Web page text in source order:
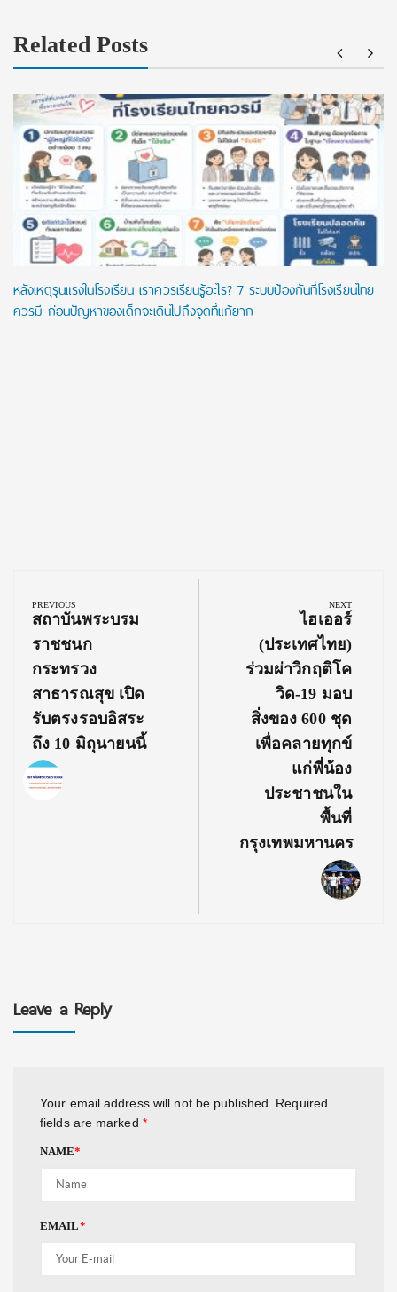
Related Posts
หลังเหตุรุนแรงในโรงเรียน เราควรเรียนรู้อะไร? 7 ระบบป้องกันที่โรงเรียนไทย
ควรมี ก่อนปัญหาของเด็กจะเดินไปถึงจุดที่แก้ยาก
navigation
PREVIOUS
Previous
Post:
สถาบันพระบรม
ราชชนก
กระทรวง
สาธารณสุข เปิด
รับตรงรอบอิสระ
ถึง 10 มิถุนายนนี้
NEXT
Next
Post:
ไฮเออร์
(ประเทศไทย)
ร่วมผ่าวิกฤติโค
วิด-19 มอบ
สิ่งของ 600 ชุด
เพื่อคลายทุกข์
แก่พี่น้อง
ประชาชนใน
พื้นที่
กรุงเทพมหานคร
Leave a Reply
Your email address will not be published.
Required
fields are marked *
NAME*
EMAIL*